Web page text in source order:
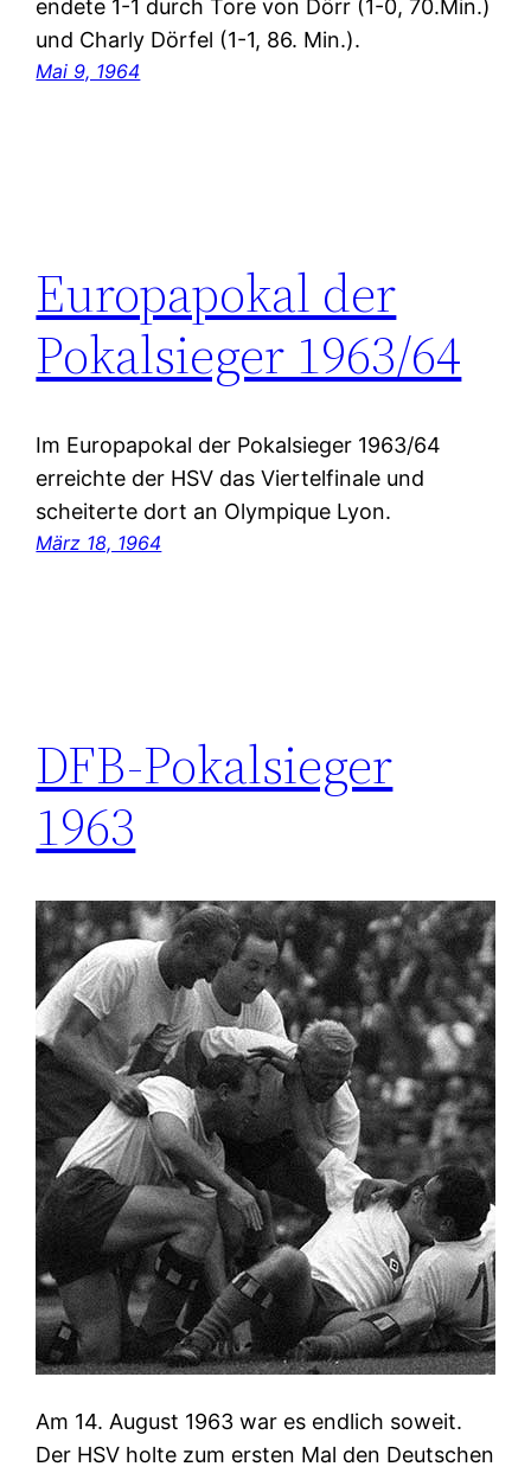
endete 1-1 durch Tore von Dörr (1-0, 70.Min.)
und Charly Dörfel (1-1, 86. Min.).
Mai 9, 1964
Europapokal der
Pokalsieger 1963/64
Im Europapokal der Pokalsieger 1963/64
erreichte der HSV das Viertelfinale und
scheiterte dort an Olympique Lyon.
März 18, 1964
DFB-Pokalsieger
1963
Am 14. August 1963 war es endlich soweit.
Der HSV holte zum ersten Mal den Deutschen